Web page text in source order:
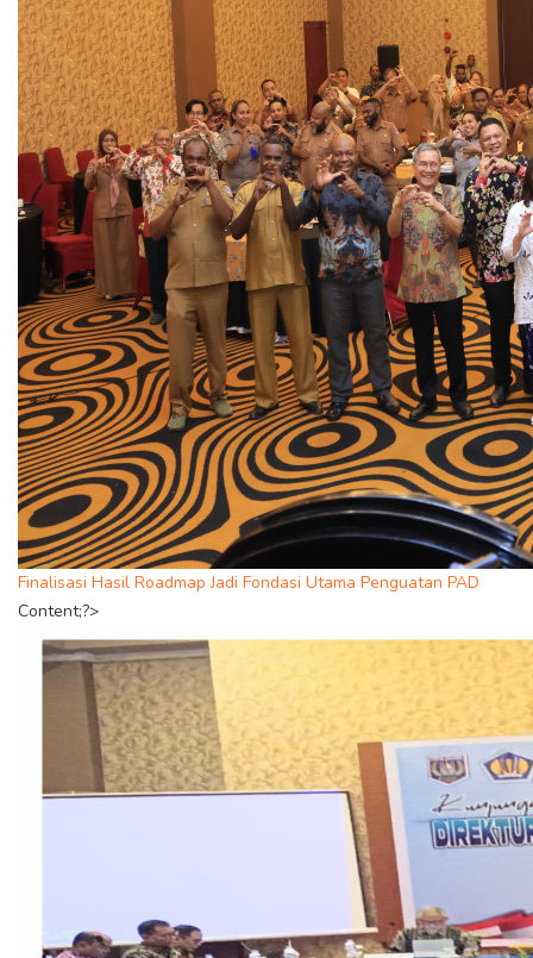
Finalisasi Hasil Roadmap Jadi Fondasi Utama Penguatan PAD
Content;?>